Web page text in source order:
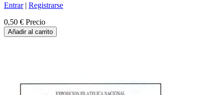
Entrar| Registrarse
0,50 € Precio
Añadir al carrito